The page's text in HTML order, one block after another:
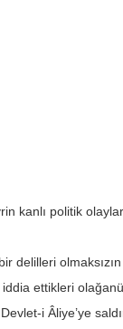
kanlı politik
delilleri
ettikleri
i Âliye’ye